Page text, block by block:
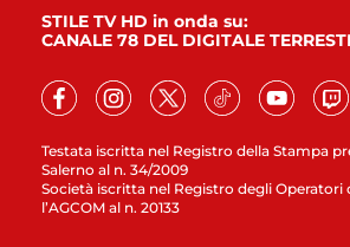
Testata iscritta nel Registro della Stampa
Salerno al n. 34/2009
Società iscritta nel Registro degli Operatori
l’AGCOM al n. 20133
STILE TV HD in onda su:
CANALE 78 DEL DIGITALE